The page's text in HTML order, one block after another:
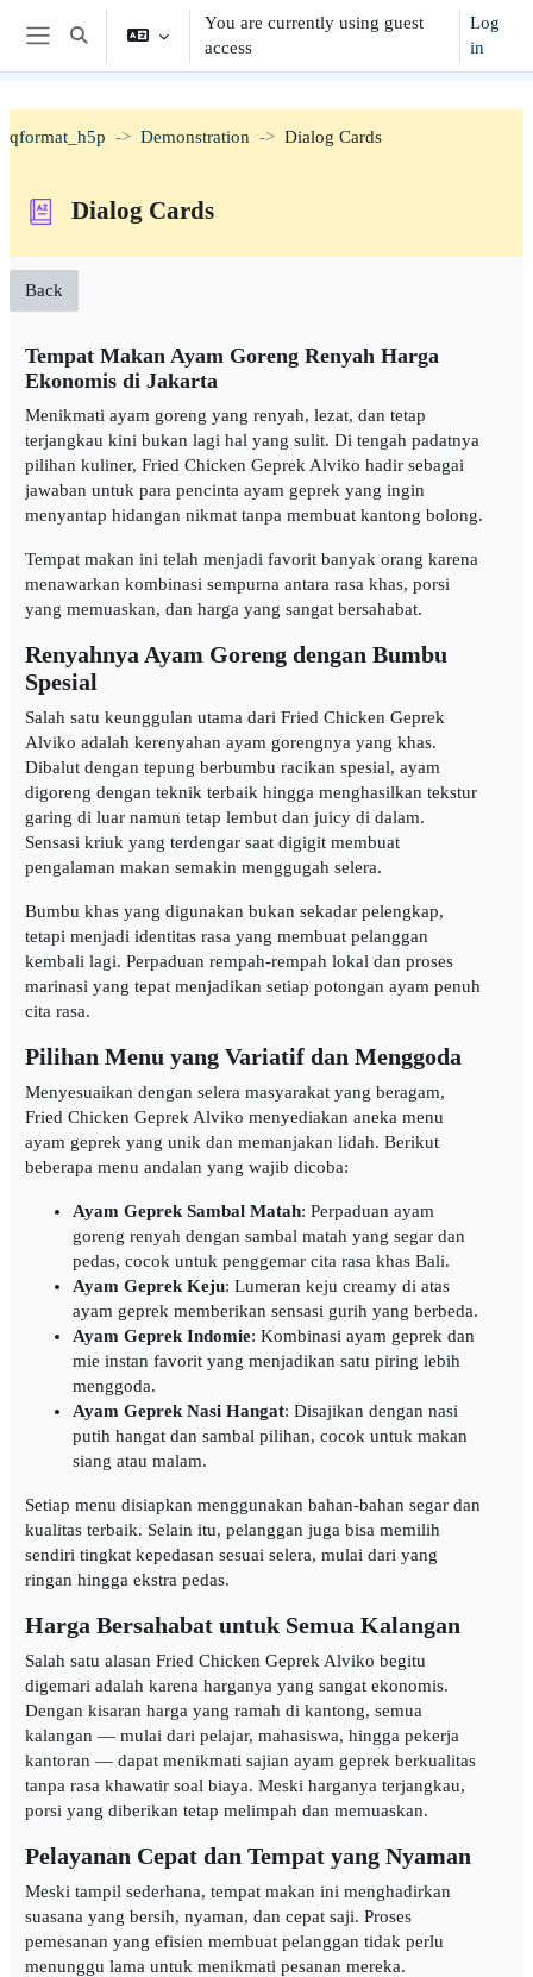
Skip to main content
Side panel
Toggle search input
You are currently using guest
access
Log
in
qformat_h5p Demonstration Dialog Cards
Dialog Cards
Back
Tempat Makan Ayam Goreng Renyah Harga
Ekonomis di Jakarta
Menikmati ayam goreng yang renyah, lezat, dan tetap
terjangkau kini bukan lagi hal yang sulit. Di tengah padatnya
pilihan kuliner, Fried Chicken Geprek Alviko hadir sebagai
jawaban untuk para pencinta ayam geprek yang ingin
menyantap hidangan nikmat tanpa membuat kantong bolong.
Tempat makan ini telah menjadi favorit banyak orang karena
menawarkan kombinasi sempurna antara rasa khas, porsi
yang memuaskan, dan harga yang sangat bersahabat.
Renyahnya Ayam Goreng dengan Bumbu
Spesial
Salah satu keunggulan utama dari Fried Chicken Geprek
Alviko adalah kerenyahan ayam gorengnya yang khas.
Dibalut dengan tepung berbumbu racikan spesial, ayam
digoreng dengan teknik terbaik hingga menghasilkan tekstur
garing di luar namun tetap lembut dan juicy di dalam.
Sensasi kriuk yang terdengar saat digigit membuat
pengalaman makan semakin menggugah selera.
Bumbu khas yang digunakan bukan sekadar pelengkap,
tetapi menjadi identitas rasa yang membuat pelanggan
kembali lagi. Perpaduan rempah-rempah lokal dan proses
marinasi yang tepat menjadikan setiap potongan ayam penuh
cita rasa.
Pilihan Menu yang Variatif dan Menggoda
Menyesuaikan dengan selera masyarakat yang beragam,
Fried Chicken Geprek Alviko menyediakan aneka menu
ayam geprek yang unik dan memanjakan lidah. Berikut
beberapa menu andalan yang wajib dicoba:
Ayam Geprek Sambal Matah: Perpaduan ayam
goreng renyah dengan sambal matah yang segar dan
pedas, cocok untuk penggemar cita rasa khas Bali.
Ayam Geprek Keju: Lumeran keju creamy di atas
ayam geprek memberikan sensasi gurih yang berbeda.
Ayam Geprek Indomie: Kombinasi ayam geprek dan
mie instan favorit yang menjadikan satu piring lebih
menggoda.
Ayam Geprek Nasi Hangat: Disajikan dengan nasi
putih hangat dan sambal pilihan, cocok untuk makan
siang atau malam.
Setiap menu disiapkan menggunakan bahan-bahan segar dan
kualitas terbaik. Selain itu, pelanggan juga bisa memilih
sendiri tingkat kepedasan sesuai selera, mulai dari yang
ringan hingga ekstra pedas.
Harga Bersahabat untuk Semua Kalangan
Salah satu alasan Fried Chicken Geprek Alviko begitu
digemari adalah karena harganya yang sangat ekonomis.
Dengan kisaran harga yang ramah di kantong, semua
kalangan — mulai dari pelajar, mahasiswa, hingga pekerja
kantoran — dapat menikmati sajian ayam geprek berkualitas
tanpa rasa khawatir soal biaya. Meski harganya terjangkau,
porsi yang diberikan tetap melimpah dan memuaskan.
Pelayanan Cepat dan Tempat yang Nyaman
Meski tampil sederhana, tempat makan ini menghadirkan
suasana yang bersih, nyaman, dan cepat saji. Proses
pemesanan yang efisien membuat pelanggan tidak perlu
menunggu lama untuk menikmati pesanan mereka.